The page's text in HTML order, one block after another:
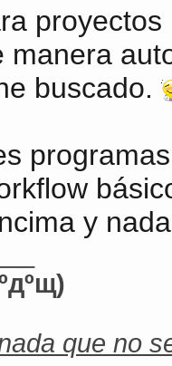
manera
buscado.
y
que no